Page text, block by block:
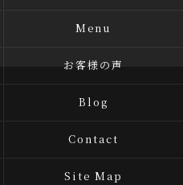
Menu
お客様の声
Blog
Contact
Site Map